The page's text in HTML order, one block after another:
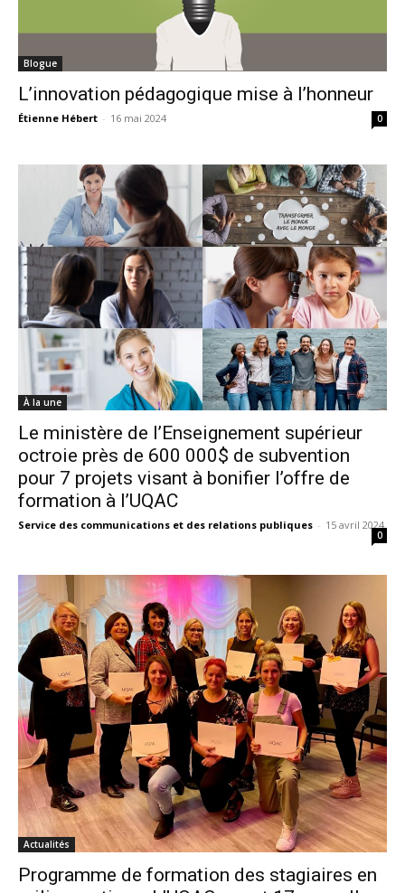
Blogue
L’innovation pédagogique mise à l’honneur
Étienne Hébert - 16 mai 2024 0
À la une
Le ministère de l’Enseignement supérieur
octroie près de 600 000$ de subvention
pour 7 projets visant à bonifier l’offre de
formation à l’UQAC
Service des communications et des relations publiques - 15 avril 2024
0
Actualités
Programme de formation des stagiaires en